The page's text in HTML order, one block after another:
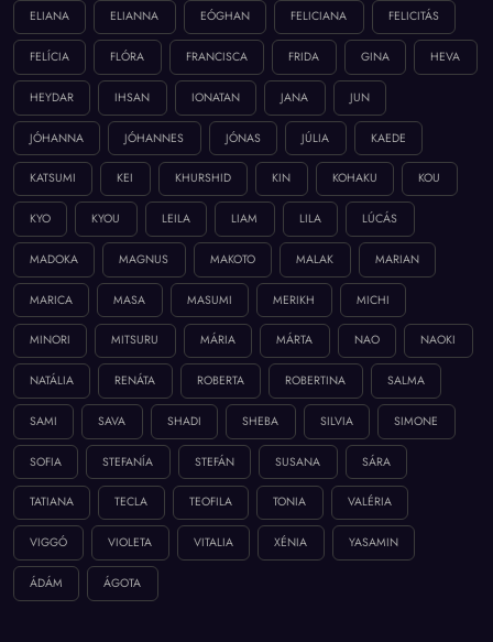
ELIANA ELIANNA EÓGHAN FELICIANA FELICITÁS
FELÍCIA FLÓRA FRANCISCA FRIDA GINA HEVA
HEYDAR IHSAN IONATAN JANA JUN
JÓHANNA JÓHANNES JÓNAS JÚLIA KAEDE
KATSUMI KEI KHURSHID KIN KOHAKU KOU
KYO KYOU LEILA LIAM LILA LÚCÁS
MADOKA MAGNUS MAKOTO MALAK MARIAN
MARICA MASA MASUMI MERIKH MICHI
MINORI MITSURU MÁRIA MÁRTA NAO NAOKI
NATÁLIA RENÁTA ROBERTA ROBERTINA SALMA
SAMI SAVA SHADI SHEBA SILVIA SIMONE
SOFIA STEFANÍA STEFÁN SUSANA SÁRA
TATIANA TECLA TEOFILA TONIA VALÉRIA
VIGGÓ VIOLETA VITALIA XÉNIA YASAMIN
ÁDÁM ÁGOTA